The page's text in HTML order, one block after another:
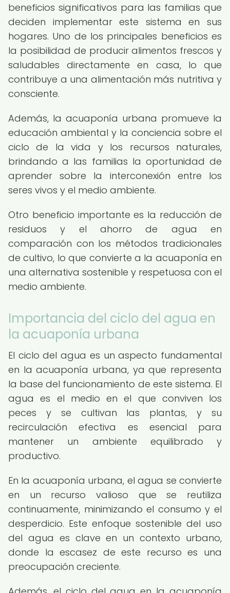
beneficios significativos para las familias que
deciden implementar este sistema en sus
hogares. Uno de los principales beneficios es
la posibilidad de producir alimentos frescos y
saludables directamente en casa, lo que
contribuye a una alimentación más nutritiva y
consciente.
Además, la acuaponía urbana promueve la
educación ambiental y la conciencia sobre el
ciclo de la vida y los recursos naturales,
brindando a las familias la oportunidad de
aprender sobre la interconexión entre los
seres vivos y el medio ambiente.
Otro beneficio importante es la reducción de
residuos y el ahorro de agua en
comparación con los métodos tradicionales
de cultivo, lo que convierte a la acuaponía en
una alternativa sostenible y respetuosa con el
medio ambiente.
Importancia del ciclo del agua en
la acuaponía urbana
El ciclo del agua es un aspecto fundamental
en la acuaponía urbana, ya que representa
la base del funcionamiento de este sistema. El
agua es el medio en el que conviven los
peces y se cultivan las plantas, y su
recirculación efectiva es esencial para
mantener un ambiente equilibrado y
productivo.
En la acuaponía urbana, el agua se convierte
en un recurso valioso que se reutiliza
continuamente, minimizando el consumo y el
desperdicio. Este enfoque sostenible del uso
del agua es clave en un contexto urbano,
donde la escasez de este recurso es una
preocupación creciente.